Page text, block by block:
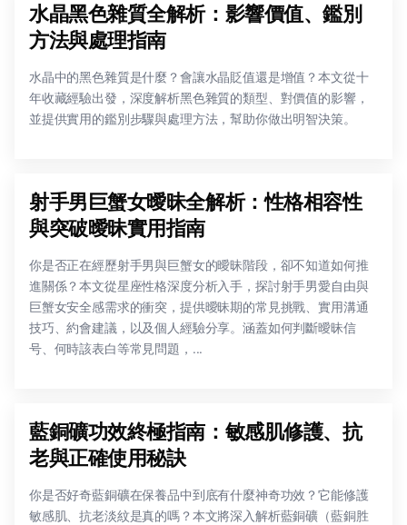
水晶黑色雜質全解析：影響價值、鑑別
方法與處理指南
水晶中的黑色雜質是什麼？會讓水晶貶值還是增值？本文從十
年收藏經驗出發，深度解析黑色雜質的類型、對價值的影響，
並提供實用的鑑別步驟與處理方法，幫助你做出明智決策。
射手男巨蟹女曖昧全解析：性格相容性
與突破曖昧實用指南
你是否正在經歷射手男與巨蟹女的曖昧階段，卻不知道如何推
進關係？本文從星座性格深度分析入手，探討射手男愛自由與
巨蟹女安全感需求的衝突，提供曖昧期的常見挑戰、實用溝通
技巧、約會建議，以及個人經驗分享。涵蓋如何判斷曖昧信
号、何時該表白等常見問題，...
藍銅礦功效終極指南：敏感肌修護、抗
老與正確使用秘訣
你是否好奇藍銅礦在保養品中到底有什麼神奇功效？它能修護
敏感肌、抗老淡紋是真的嗎？本文將深入解析藍銅礦（藍銅胜